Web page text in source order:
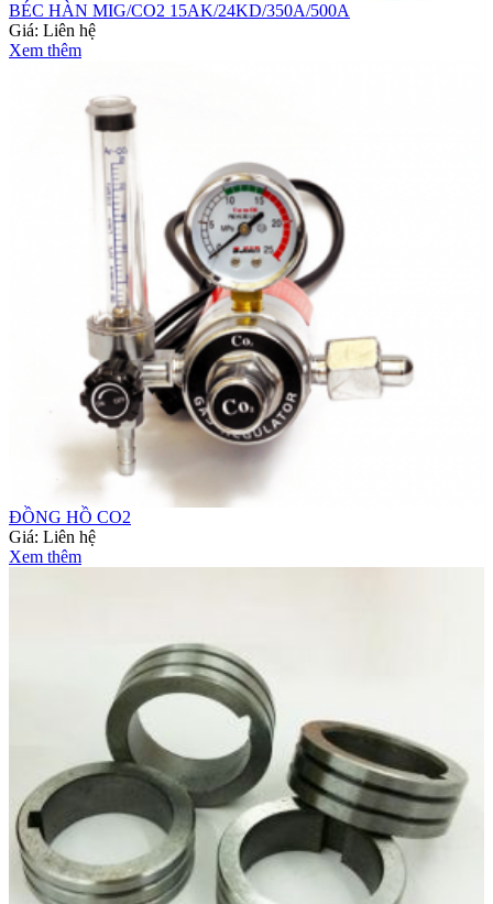
BÉC HÀN MIG/CO2 15AK/24KD/350A/500A
Giá: Liên hệ
Xem thêm
ĐỒNG HỒ CO2
Giá: Liên hệ
Xem thêm